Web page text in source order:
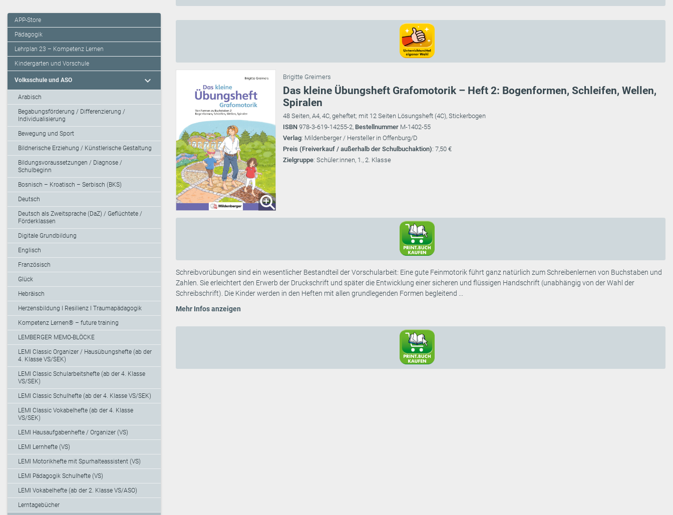
APP-Store
Pädagogik
Lehrplan 23 – Kompetenz Lernen
Kindergarten und Vorschule
Volksschule und ASO expand_more
Arabisch
Begabungsförderung / Differenzierung /
Individualisierung
Bewegung und Sport
Bildnerische Erziehung / Künstlerische Gestaltung
Bildungsvoraussetzungen / Diagnose /
Schulbeginn
Bosnisch – Kroatisch – Serbisch (BKS)
Deutsch
Deutsch als Zweitsprache (DaZ) / Geflüchtete /
Förderklassen
Digitale Grundbildung
Englisch
Französisch
Glück
Hebräisch
Herzensbildung I Resilienz I Traumapädagogik
Kompetenz Lernen® – future training
LEMBERGER MEMO-BLÖCKE
LEMI Classic Organizer / Hausübungshefte (ab der
4. Klasse VS/SEK)
LEMI Classic Schularbeitshefte (ab der 4. Klasse
VS/SEK)
LEMI Classic Schulhefte (ab der 4. Klasse VS/SEK)
LEMI Classic Vokabelhefte (ab der 4. Klasse
VS/SEK)
LEMI Hausaufgabenhefte / Organizer (VS)
LEMI Lernhefte (VS)
LEMI Motorikhefte mit Spurhalteassistent (VS)
LEMI Pädagogik Schulhefte (VS)
LEMI Vokabelhefte (ab der 2. Klasse VS/ASO)
Lerntagebücher
Brigitte Greimers
Das kleine Übungsheft Grafomotorik – Heft 2: Bogenformen, Schleifen, Wellen,
Spiralen
48 Seiten, A4, 4C, geheftet; mit 12 Seiten Lösungsheft (4C), Stickerbogen
ISBN 978-3-619-14255-2, Bestellnummer M-1402-55
Verlag: Mildenberger / Hersteller in Offenburg/D
Preis (Freiverkauf / außerhalb der Schulbuchaktion): 7,50 €
Zielgruppe: Schüler:innen, 1., 2. Klasse
Schreibvorübungen sind ein wesentlicher Bestandteil der Vorschularbeit: Eine gute Feinmotorik führt ganz natürlich zum Schreibenlernen von Buchstaben und
Zahlen. Sie erleichtert den Erwerb der Druckschrift und später die Entwicklung einer sicheren und flüssigen Handschrift (unabhängig von der Wahl der
Schreibschrift). Die Kinder werden in den Heften mit allen grundlegenden Formen begleitend ...
Mehr Infos anzeigen